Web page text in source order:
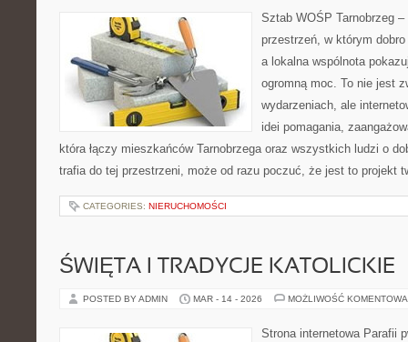
Sztab WOŚP Tarnobrzeg
przestrzeń, w którym
a lokalna wspólnota
ogromną moc. To nie jest
wydarzeniach, ale
idei pomagania,
która łączy mieszkańców Tarnobrzega oraz wszystkich ludzi o
trafia do tej przestrzeni, może od razu poczuć, że jest to projekt
CATEGORIES: NIERUCHOMOŚCI
ŚWIĘTA I TRADYCJE KATOLICKIE
POSTED BY ADMIN MAR - 14 - 2026 MOŻLIWOŚĆ
Strona internetowa Parafii